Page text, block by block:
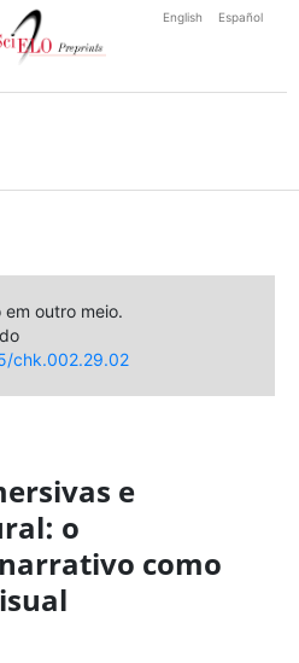
English Español
outro meio.
chk.002.29.02
e
o
como